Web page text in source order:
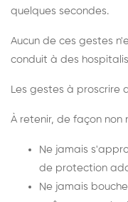
quelques secondes.
Aucun de ces gestes
conduit à des
Les gestes à proscrire
À retenir, de façon non
Ne jamais
de protection
Ne jamais